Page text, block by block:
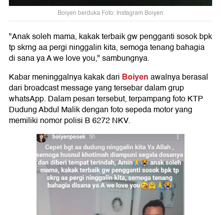
Boiyen berduka Foto: Instagram Boiyen
"Anak soleh mama, kakak terbaik gw pengganti sosok bpk
tp skrng aa pergi ninggalin kita, semoga tenang bahagia
di sana ya A we love you," sambungnya.
Kabar meninggalnya kakak dari Boiyenawalnya berasal
dari broadcast message yang tersebar dalam grup
whatsApp. Dalam pesan tersebut, terpampang foto KTP
Dudung Abdul Malik dengan foto sepeda motor yang
memiliki nomor polisi B 6272 NKV.